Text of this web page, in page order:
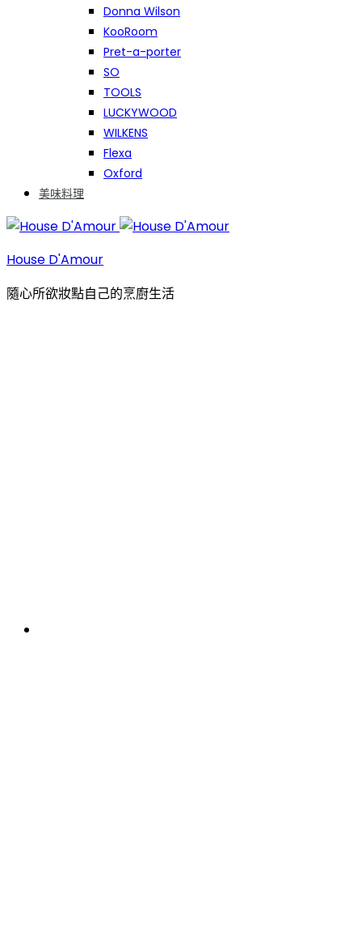
Donna Wilson
KooRoom
Pret-a-porter
SO
TOOLS
LUCKYWOOD
WILKENS
Flexa
Oxford
美味料理
House D'Amour
隨心所欲妝點自己的烹廚生活